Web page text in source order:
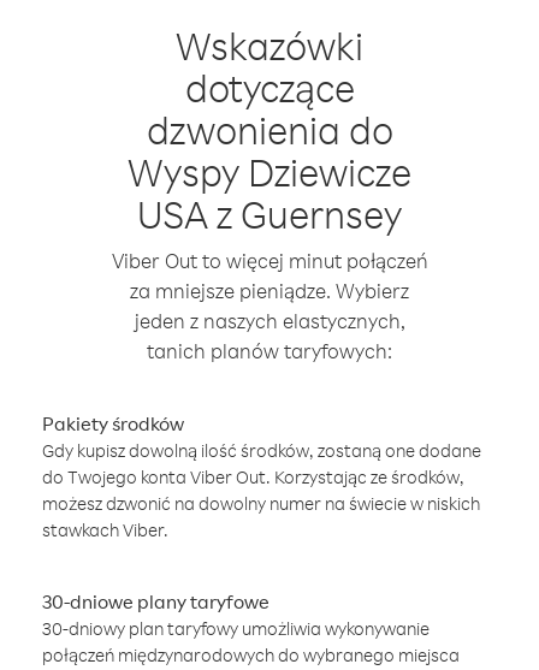
Wskazówki
dotyczące
dzwonienia do
Wyspy Dziewicze
USA z Guernsey
Viber Out to więcej minut połączeń
za mniejsze pieniądze. Wybierz
jeden z naszych elastycznych,
tanich planów taryfowych:
Pakiety środków
Gdy kupisz dowolną ilość środków, zostaną one dodane
do Twojego konta Viber Out. Korzystając ze środków,
możesz dzwonić na dowolny numer na świecie w niskich
stawkach Viber.
30-dniowe plany taryfowe
30-dniowy plan taryfowy umożliwia wykonywanie
połączeń międzynarodowych do wybranego miejsca